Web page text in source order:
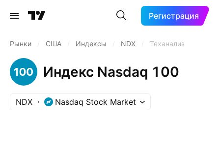
Регистрация
Рынки США Индексы NDX Теханализ
Индекс Nasdaq 100
NDX Nasdaq Stock Market